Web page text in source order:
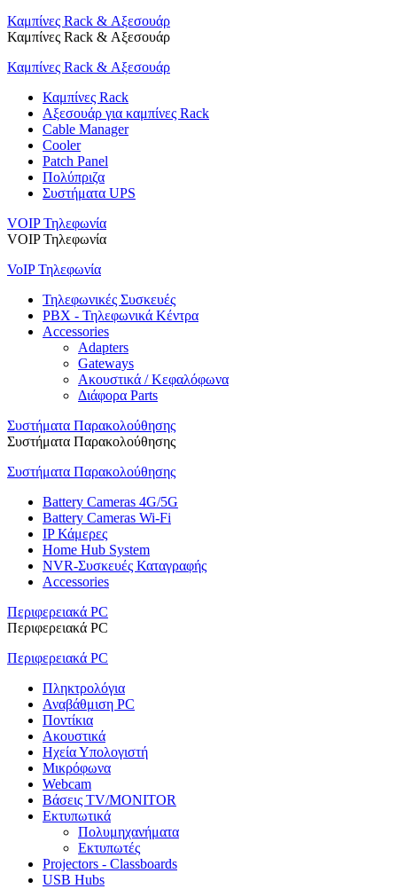
Καμπίνες Rack & Αξεσουάρ
Καμπίνες Rack & Αξεσουάρ
Καμπίνες Rack & Αξεσουάρ
Καμπίνες Rack
Αξεσουάρ για καμπίνες Rack
Cable Manager
Cooler
Patch Panel
Πολύπριζα
Συστήματα UPS
VOIP Τηλεφωνία
VOIP Τηλεφωνία
VoIP Τηλεφωνία
Τηλεφωνικές Συσκευές
PBX - Τηλεφωνικά Κέντρα
Accessories
Adapters
Gateways
Ακουστικά / Κεφαλόφωνα
Διάφορα Parts
Συστήματα Παρακολούθησης
Συστήματα Παρακολούθησης
Συστήματα Παρακολούθησης
Battery Cameras 4G/5G
Battery Cameras Wi-Fi
IP Κάμερες
Home Hub System
NVR-Συσκευές Καταγραφής
Accessories
Περιφερειακά PC
Περιφερειακά PC
Περιφερειακά PC
Πληκτρολόγια
Αναβάθμιση PC
Ποντίκια
Ακουστικά
Ηχεία Υπολογιστή
Μικρόφωνα
Webcam
Βάσεις TV/MONITOR
Εκτυπωτικά
Πολυμηχανήματα
Εκτυπωτές
Projectors - Classboards
USB Hubs